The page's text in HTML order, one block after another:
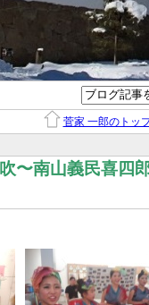
菅家 一郎のトッ
〜南山義民喜四